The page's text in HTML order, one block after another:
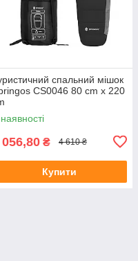
спальний мішок
CS0046 80 cm x 220
₴ 4 610 ₴
Купити